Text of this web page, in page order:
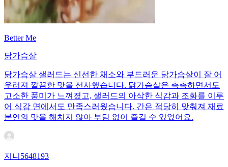
Better Me
닭가슴살
닭가슴살 샐러드는 신선한 채소와 부드러운 닭가슴살이 잘 어
우러져 깔끔한 맛을 선사했습니다. 닭가슴살은 촉촉하면서도
고소한 풍미가 느껴졌고, 샐러드의 아삭한 식감과 조화를 이루
어 식감 면에서도 만족스러웠습니다. 간은 적당히 맞춰져 재료
본연의 맛을 해치지 않아 부담 없이 즐길 수 있었어요.
지니5648193